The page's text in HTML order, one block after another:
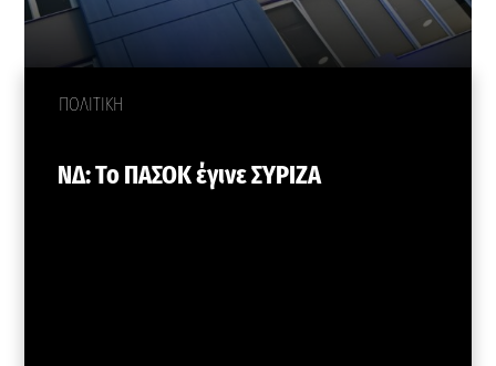
ΠΟΛΙΤΙΚΗ
ΝΔ: Το ΠΑΣΟΚ έγινε ΣΥΡΙΖΑ